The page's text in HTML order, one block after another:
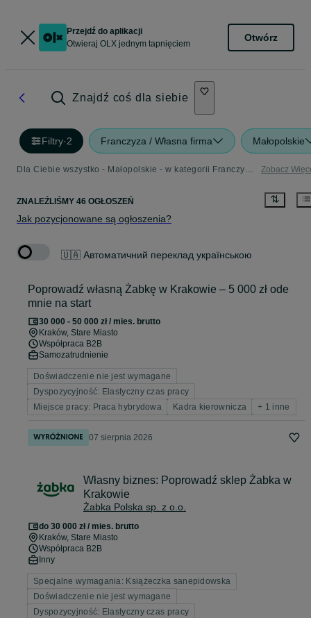
Przejdź do aplikacji
Otwieraj OLX jednym tapnięciem
Otwórz
Znajdź coś dla siebie
Filtry·2 Franczyza / Własna firma Małopolskie
Dla Ciebie wszystko - Małopolskie - w kategorii Franczyza / Własna firma Zobacz
ZNALEŹLIŚMY 46 OGŁOSZEŃ
Jak pozycjonowane są ogłoszenia?
🇺🇦 Автоматичний переклад українською
Poprowadź własną Żabkę w Krakowie – 5 000 zł ode
mnie na start
30 000 - 50 000 zł / mies. brutto
Kraków, Stare Miasto
Współpraca B2B
Samozatrudnienie
Doświadczenie nie jest wymagane
Dyspozycyjność: Elastyczny czas pracy
Miejsce pracy: Praca hybrydowa
Kadra kierownicza + 1 inne
07 sierpnia 2026
Własny biznes: Poprowadź sklep Żabka w
Krakowie
Żabka Polska sp. z o.o.
do 30 000 zł / mies. brutto
Kraków, Stare Miasto
Współpraca B2B
Inny
Specjalne wymagania: Książeczka sanepidowska
Doświadczenie nie jest wymagane
Dyspozycyjność: Elastyczny czas pracy